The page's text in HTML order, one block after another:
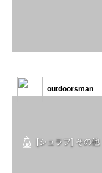
[シュラフ] その他
outdoorsman